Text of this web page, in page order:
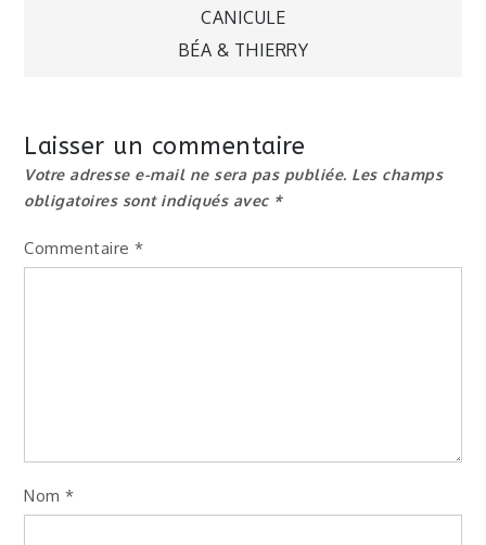
Navigation
l’article
CANICULE
BÉA & THIERRY
Laisser un commentaire
Votre adresse e-mail ne sera pas publiée. Les champs
obligatoires sont indiqués avec *
Commentaire*
Nom*